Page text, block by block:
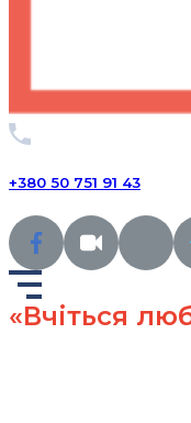
+380 50 751 91 43
«Вчіться